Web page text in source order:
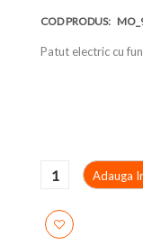
COD PRODUS:
Patut electric cu
Adauga